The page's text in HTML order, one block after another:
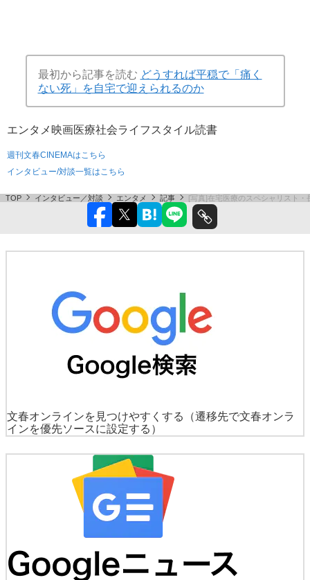
最初から記事を読む どうすれば平穏で「痛く
ない死」を自宅で迎えられるのか
エンタメ 映画医療社会ライフスタイル読書
週刊文春CINEMAはこちら
インタビュー/対談一覧はこちら
TOP インタビュー／対談 エンタメ 記事 [写真]在宅医療のスペシャリスト
文春オンラインを見つけやすくする
（遷移先で文春オンラ
インを優先ソースに設定する）